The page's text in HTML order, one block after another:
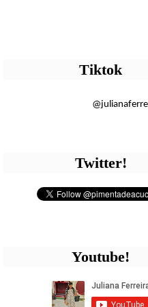
Tiktok
Twitter!
Youtube!